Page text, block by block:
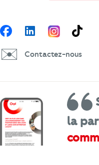
la
Suivez-nous
FacebookLinkedIn TikTok
✉️ Contactez-nous